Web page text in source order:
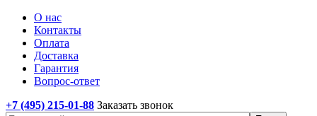
О нас
Контакты
Оплата
Доставка
Гарантия
Вопрос-ответ
+7 (495) 215-01-88 Заказать звонок